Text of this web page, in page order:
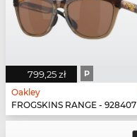
799,25 zł P
Oakley
FROGSKINS RANGE - 928407